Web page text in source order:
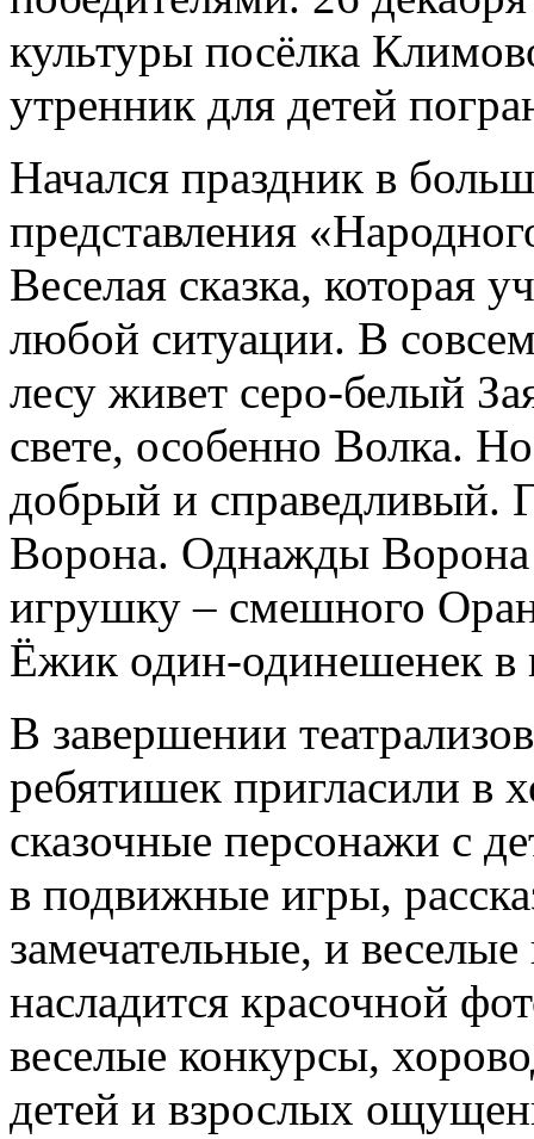
культуры посёлка
утренник для детей
Начался праздник в
представления
Веселая сказка, которая
любой ситуации. В
лесу живет серо-белый
свете, особенно Волка.
добрый и справедливый.
Ворона. Однажды Ворона
игрушку – смешного
Ёжик один-одинешенек в
В завершении
ребятишек пригласили в
сказочные персонажи с
в подвижные игры,
замечательные, и
насладится красочной
веселые конкурсы,
детей и взрослых